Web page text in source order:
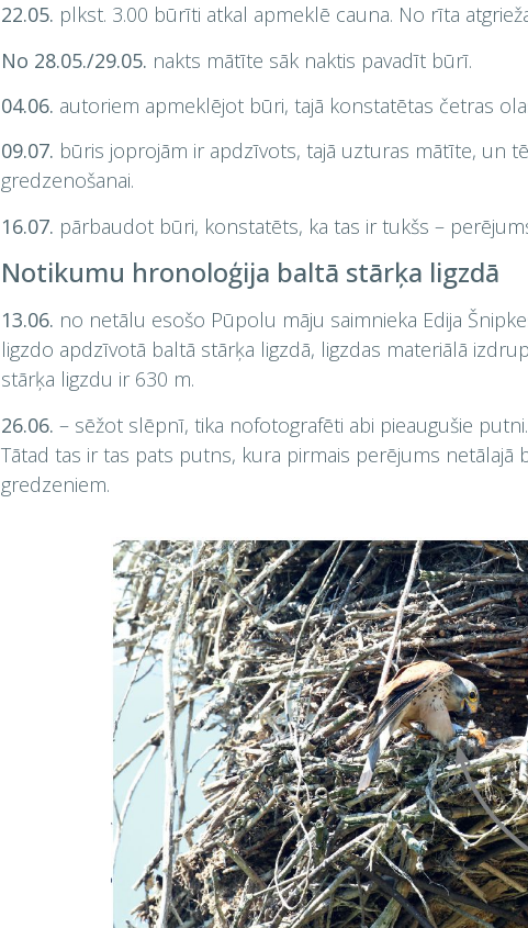
22.05. plkst. 3.00 būrīti atkal apmeklē cauna. No rīta
No 28.05./29.05. nakts mātīte sāk naktis pavadīt būrī.
04.06. autoriem apmeklējot būri, tajā konstatētas četras
09.07. būris joprojām ir apdzīvots, tajā uzturas mātīte, un
gredzenošanai.
16.07. pārbaudot būri, konstatēts, ka tas ir tukšs –
Notikumu hronoloģija baltā stārķa ligzdā
13.06. no netālu esošo Pūpolu māju saimnieka Edija
ligzdo apdzīvotā baltā stārķa ligzdā, ligzdas materiālā
stārķa ligzdu ir 630 m.
26.06. – sēžot slēpnī, tika nofotografēti abi pieaugušie
Tātad tas ir tas pats putns, kura pirmais perējums
gredzeniem.